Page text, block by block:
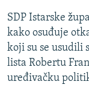
SDP Istarske
kako osuđuje
koji su se usudili
lista Robertu
uređivačku